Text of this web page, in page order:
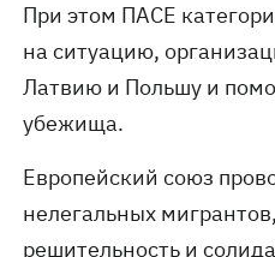
При этом ПАСЕ
на ситуацию,
Латвию и Польшу и
убежища.
Европейский союз
нелегальных
решительность и